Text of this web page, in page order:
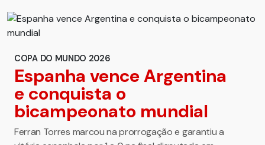
COPA DO MUNDO 2026
Espanha vence Argentina
e conquista o
bicampeonato mundial
Ferran Torres marcou na prorrogação e garantiu a